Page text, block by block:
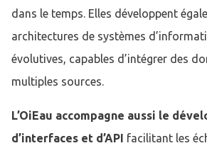
dans le temps. Elles développent
architectures de systèmes
évolutives, capables d’intégrer des
multiples sources.
L’OiEau accompagne aussi le
d’interfaces et d’API facilitant les